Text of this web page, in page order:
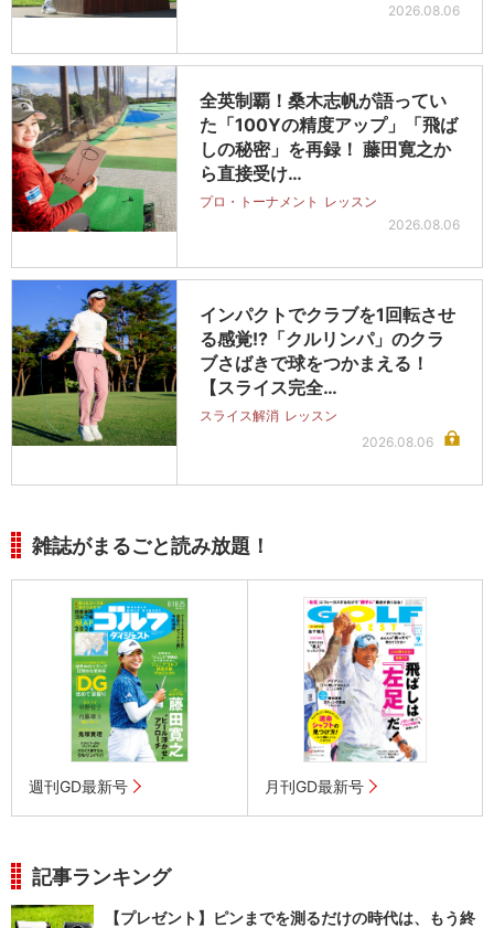
2026.08.06
全英制覇！桑木志帆が語ってい
た「100Yの精度アップ」「飛ば
しの秘密」を再録！ 藤田寛之か
ら直接受け…
プロ・トーナメント レッスン
2026.08.06
インパクトでクラブを1回転させ
る感覚!?「クルリンパ」のクラ
ブさばきで球をつかまえる！
【スライス完全…
スライス解消 レッスン
2026.08.06
雑誌がまるごと読み放題！
週刊GD最新号 月刊GD最新号
記事ランキング
【プレゼント】ピンまでを測るだけの時代は、もう終